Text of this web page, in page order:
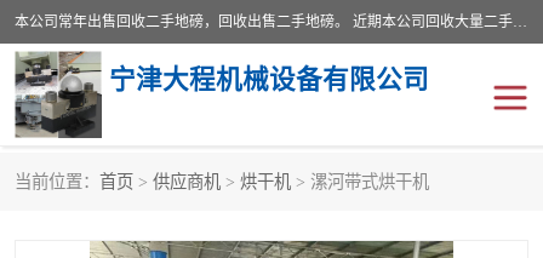
本公司常年出售回收二手地磅，回收出售二手地磅。 近期本公司回收大量二手地磅，型号齐全，宽度从2米到3.5米，长度5米到25米，承重吨位从10到200吨，成色7—9成新。 ? 使用年限6个月至2年，产品来源于个人闲置品，工矿企业停用品，因小换大而来。 精准度和新的一样， 二手地磅是内行人的选择，打个电话就省钱朋友您好等什么
宁津大程机械设备有限公司
当前位置： 首页 > 供应商机 > 烘干机 > 漯河带式烘干机